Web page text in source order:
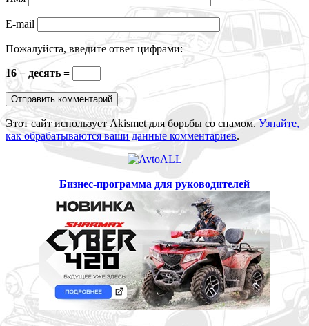
E-mail
Пожалуйста, введите ответ цифрами:
16 − десять =
Этот сайт использует Akismet для борьбы со спамом.Узнайте,
как обрабатываются ваши данные комментариев.
Бизнес-программа для руководителей